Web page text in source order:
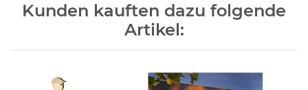
Kunden kauften dazu folgende
Artikel: